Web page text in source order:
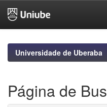
navigationUniversidade de Uberaba
Página de